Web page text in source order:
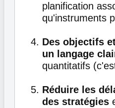
planification
qu'instruments
Des objectifs
un langage
quantitatifs
Réduire les
des stratégies